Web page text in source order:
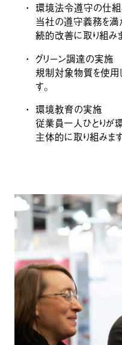
DREAMBOND®︎
ISTFLON®︎
ヤーン
環境法令遵守の仕組
当社の遵守義務を満
続的改善に取り組み
グリーン調達の実施
規制対象物質を使用
す。
環境教育の実施
従業員一人ひとりが
主体的に取り組みます